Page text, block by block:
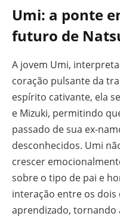
Umi: a ponte
futuro de
A jovem Umi,
coração pulsante da
espírito cativante, ela
e Mizuki, permitindo
passado de sua ex-
desconhecidos. Umi
crescer
sobre o tipo de pai e
interação entre os
aprendizado, tornando